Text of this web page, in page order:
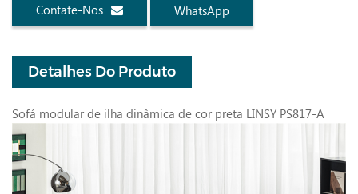
Contate-Nos WhatsApp
Detalhes Do Produto
Sofá modular de ilha dinâmica de cor preta LINSY PS817-A